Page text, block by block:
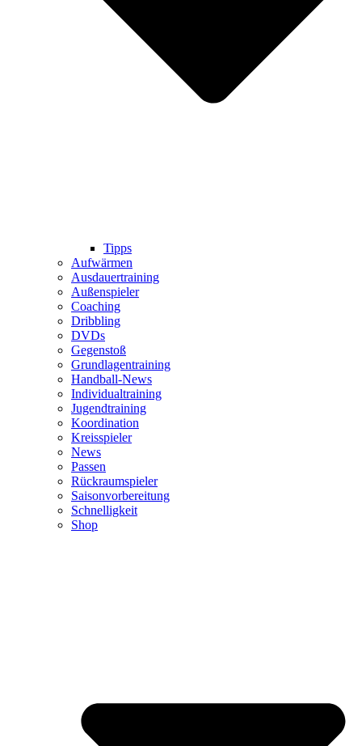
Tipps
Aufwärmen
Ausdauertraining
Außenspieler
Coaching
Dribbling
DVDs
Gegenstoß
Grundlagentraining
Handball-News
Individualtraining
Jugendtraining
Koordination
Kreisspieler
News
Passen
Rückraumspieler
Saisonvorbereitung
Schnelligkeit
Shop